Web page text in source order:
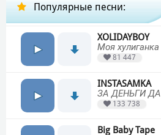
Популярные песни:
XOLIDAYBOY
Моя хулиганка
81 447
INSTASAMKA
ЗА ДЕНЬГИ ДА
133 738
Big Baby Tape